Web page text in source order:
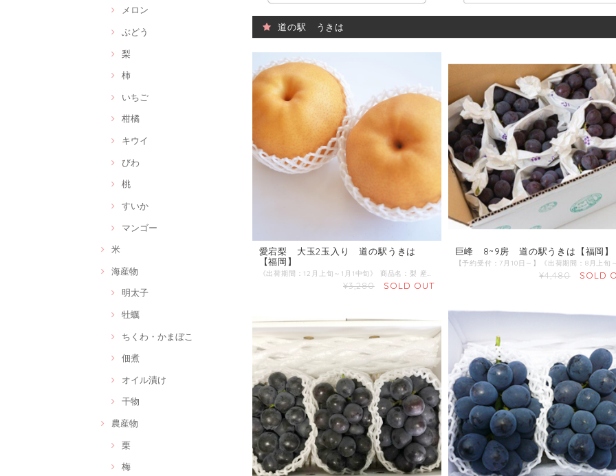
メロン
ぶどう
梨
柿
いちご
柑橘
キウイ
びわ
桃
すいか
マンゴー
米
海産物
明太子
牡蠣
ちくわ・かまぼこ
佃煮
オイル漬け
干物
農産物
栗
梅
道の駅 うきは
愛宕梨 大玉2玉入り 道の駅うきは
【福岡】
《出荷期間：12月上旬～1月1中旬》 商品名：梨 産地 :福岡県 内容量：1玉1kg以上×2玉入り 発送区分：【常温】
¥3,280 SOLD OUT
巨峰 8~9房 道の駅うきは【福岡】
¥4,480 SOLD